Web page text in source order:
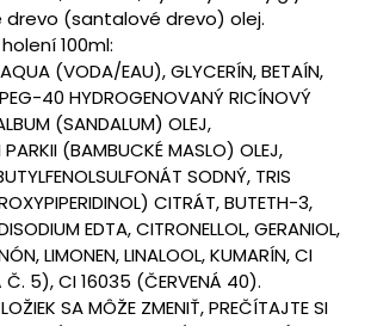
drevo (santalové drevo) olej.
100ml:
(VODA/EAU), GLYCERÍN, BETAÍN,
40 HYDROGENOVANÝ RICÍNOVÝ
(SANDALUM) OLEJ,
PARKII (BAMBUCKÉ MASLO) OLEJ,
SODNÝ, TRIS
CITRÁT, BUTETH-3,
EDTA, CITRONELLOL, GERANIOL,
LIMONEN, LINALOOL, KUMARÍN, CI
Č. 5), CI 16035 (ČERVENÁ 40).
SA MÔŽE ZMENIŤ, PREČÍTAJTE SI